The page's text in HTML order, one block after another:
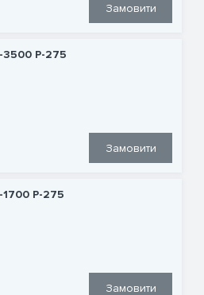
Замовити
3500 P-275
Замовити
1700 P-275
Замовити